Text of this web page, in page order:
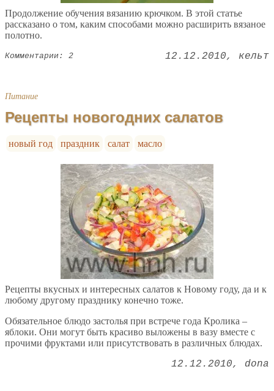
Продолжение обучения вязанию крючком. В этой статье
рассказано о том, каким способами можно расширить вязаное
полотно.
Комментарии: 2 12.12.2010 кельт
Питание
Рецепты новогодних салатов
новый год праздник салат масло
Рецепты вкусных и интересных салатов к Новому году, да и к
любому другому празднику конечно тоже.
Обязательное блюдо застолья при встрече года Кролика –
яблоки. Они могут быть красиво выложены в вазу вместе с
прочими фруктами или присутствовать в различных блюдах.
12.12.2010 dona